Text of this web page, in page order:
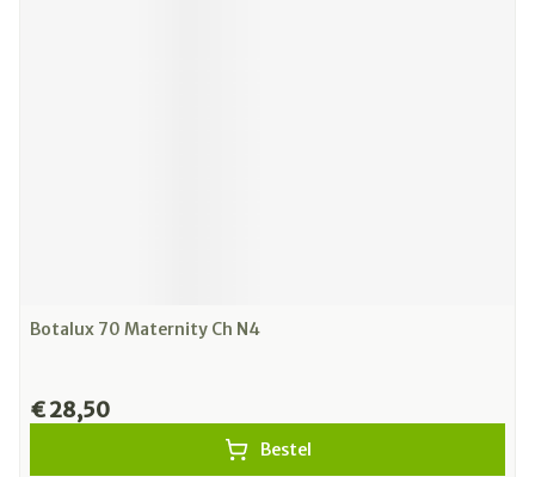
Botalux 70 Maternity Ch N4
€ 28,50
Bestel